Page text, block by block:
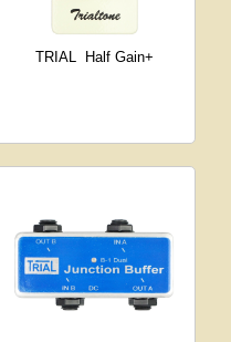
TRIAL Half Gain+